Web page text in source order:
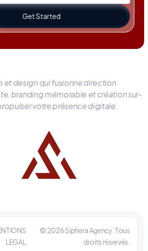
Get Started
et design qui fusionne direction
branding mémorable et création sur-
votre présence digitale.
LEGAL
© 2026 Siphera Agency. Tous
droits réservés.